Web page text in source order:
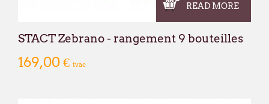
READ MORE
STACT Zebrano - rangement 9 bouteilles
169,00 € tvac